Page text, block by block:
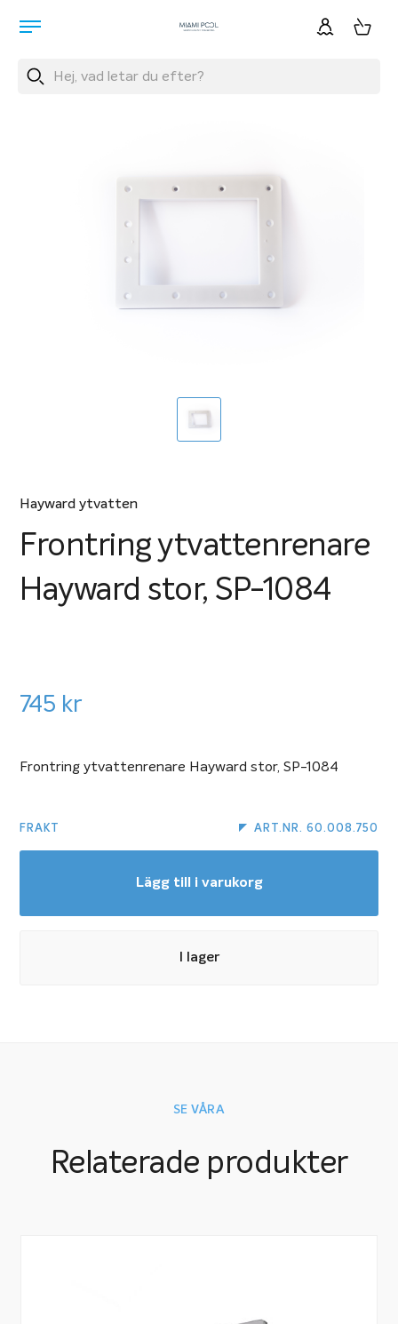
Hayward ytvatten
Frontring ytvattenrenare
Hayward stor, SP-1084
745 kr
Frontring ytvattenrenare Hayward stor, SP-1084
FRAKT ART.NR. 60.008.750
Lägg till i varukorg
I lager
SE VÅRA
Relaterade produkter